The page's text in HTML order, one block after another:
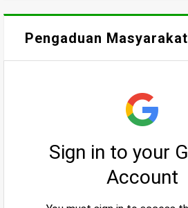
Pengaduan Masyarakat